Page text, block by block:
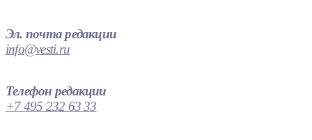
Эл. почта редакции
info@vesti.ru
Телефон редакции
+7 495 232 63 33